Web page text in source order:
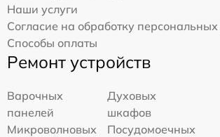
Наши услуги
Согласие на обработку
Способы оплаты
Ремонт устройств
Варочных
панелей
Духовых
шкафов
Микроволновых
Посудомоечных